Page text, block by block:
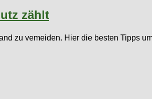
zählt
zu vemeiden. Hier die besten Tipps